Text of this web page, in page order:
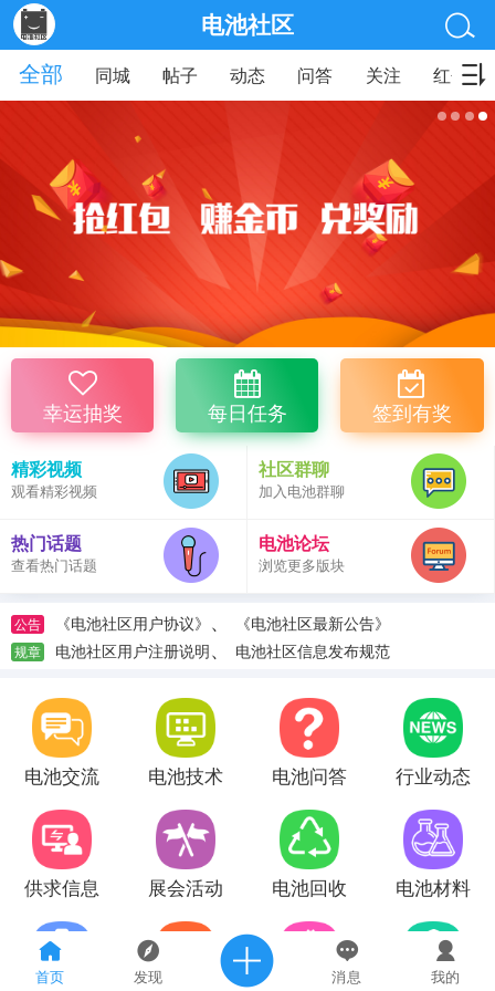
首页 发现 消息 我的
电池社区
全部
同城 帖子 动态 问答 关注 红包
幸运抽奖 每日任务 签到有奖
精彩视频
观看精彩视频
社区群聊
加入电池群聊
热门话题
查看热门话题
电池论坛
浏览更多版块
公告 《电池社区用户协议》 、 《电池社区最新公告》
规章 电池社区用户注册说明、 电池社区信息发布规范
电池交流 电池技术 电池问答 行业动态
供求信息 展会活动 电池回收 电池材料